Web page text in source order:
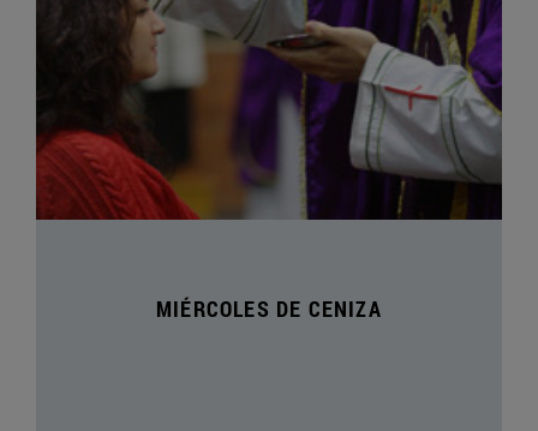
MIÉRCOLES DE CENIZA